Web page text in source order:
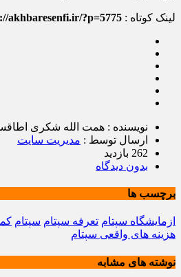
لینک کوتاه : akhbaresenfi.ir/?p=5775
نویسنده : همت الله شکری
ارسال توسط : مدیریت سایت
262 بازدید
بدون دیدگاه
برچسب ها
ازمایشگاه سپتام تعرفه سپتام سپتام
هزینه های واقعی سپتام
نوشته های مشابه